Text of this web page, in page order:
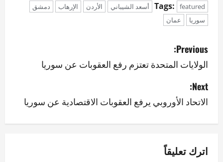
Tags: featured أسعد الشيباني الأردن الإرهاب
دمشق
سوريا
عمان
P
o
s
t
n
a
Previous:
الولايات المتحدة تعتزم رفع العقوبات عن سوريا
Next:
الاتحاد الأوروبي يرفع العقوبات الاقتصادية عن سوريا
اترك تعليقاً